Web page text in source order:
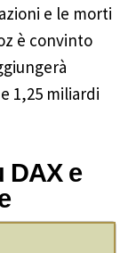
e le morti
è convinto
1,25 miliardi
DAX e